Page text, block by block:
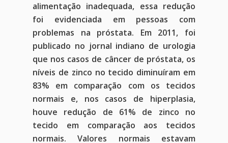
alimentação inadequada, essa redução
foi evidenciada em pessoas com
problemas na próstata. Em 2011, foi
publicado no jornal indiano de urologia
que nos casos de câncer de próstata, os
níveis de zinco no tecido diminuíram em
83% em comparação com os tecidos
normais e, nos casos de hiperplasia,
houve redução de 61% de zinco no
tecido em comparação aos tecidos
normais. Valores normais estavam